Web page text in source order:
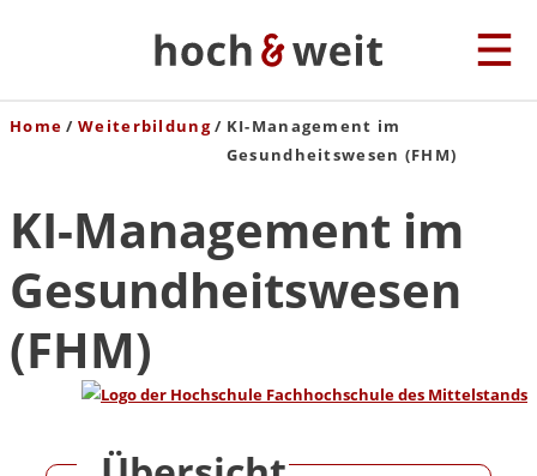
Home Weiterbildung
KI-Management im
Gesundheitswesen (FHM)
KI-Management im
Gesundheitswesen
(FHM)